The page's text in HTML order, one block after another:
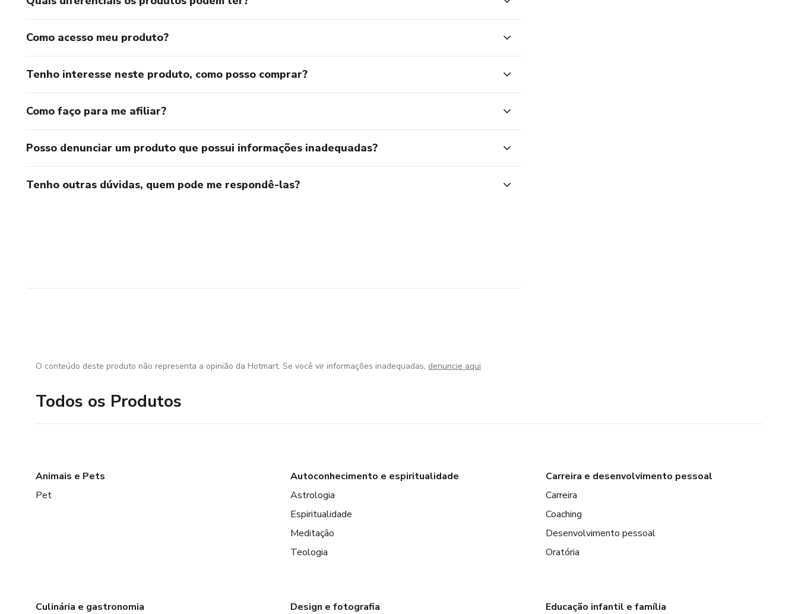
Como acesso meu produto?
Tenho interesse neste produto, como posso comprar?
Como faço para me afiliar?
Posso denunciar um produto que possui informações inadequadas?
Tenho outras dúvidas, quem pode me respondê-las?
O conteúdo deste produto não representa a opinião da Hotmart. Se você vir informações inadequadas, denuncie aqui
Todos os Produtos
Animais e Pets
Pet
Autoconhecimento e espiritualidade
Astrologia
Espiritualidade
Meditação
Teologia
Carreira e desenvolvimento pessoal
Carreira
Coaching
Desenvolvimento pessoal
Oratória
Culinária e gastronomia
Design e fotografia
Educação infantil e família